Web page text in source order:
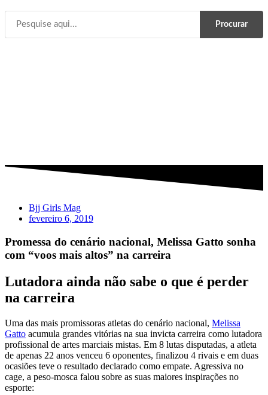
Procurar
Bjj Girls Mag
fevereiro 6, 2019
Promessa do cenário nacional, Melissa Gatto sonha
com “voos mais altos” na carreira
Lutadora ainda não sabe o que é perder
na carreira
Uma das mais promissoras atletas do cenário nacional, Melissa
Gatto acumula grandes vitórias na sua invicta carreira como lutadora
profissional de artes marciais mistas. Em 8 lutas disputadas, a atleta
de apenas 22 anos venceu 6 oponentes, finalizou 4 rivais e em duas
ocasiões teve o resultado declarado como empate. Agressiva no
cage, a peso-mosca falou sobre as suas maiores inspirações no
esporte: